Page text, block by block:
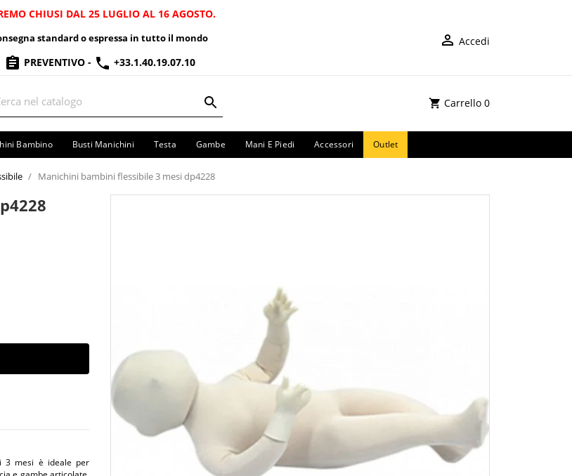
CHIUSI DAL 25 LUGLIO AL 16 AGOSTO.
standard o espressa in tutto il mondo
PREVENTIVO - +33.1.40.19.07.10
Accedi
Carrello 0
Bambino Busti Manichini Testa Gambe Mani E Piedi Accessori Outlet
Manichini bambini flessibile 3 mesi dp4228
3 mesi è ideale per